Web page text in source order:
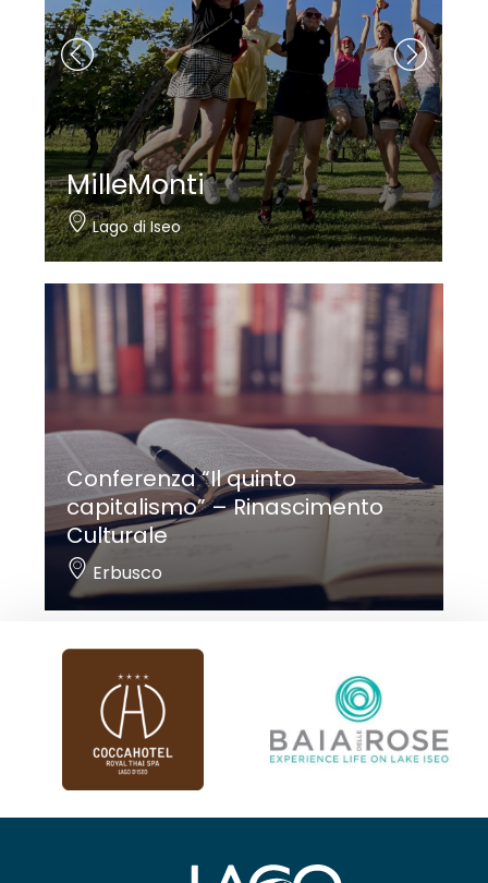
MilleMonti
Lago di Iseo
Conferenza “Il quinto
capitalismo” – Rinascimento
Culturale
Erbusco